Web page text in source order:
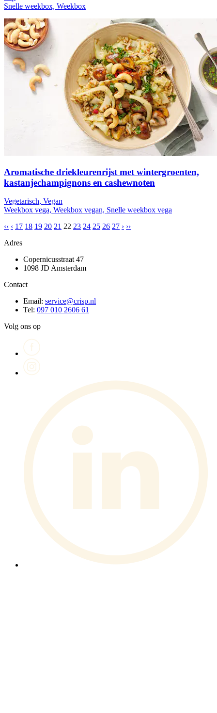
Snelle weekbox, Weekbox
Aromatische driekleurenrijst met wintergroenten,
kastanjechampignons en cashewnoten
Vegetarisch, Vegan
Weekbox vega, Weekbox vegan, Snelle weekbox vega
‹‹ ‹ 17 18 19 20 21 22 23 24 25 26 27 › ››
Adres
Copernicusstraat 47
1098 JD Amsterdam
Contact
Email: service@crisp.nl
Tel: 097 010 2606 61
Volg ons op